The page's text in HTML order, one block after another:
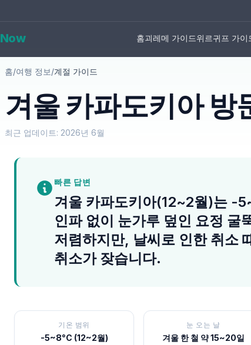
Now 홈괴레메 가이드위르귀프 가이
홈/여행 정보/계절 가이드
겨울 카파도키아
최근 업데이트: 2026년 6월
빠른 답변
겨울 카파도키아(12~2월)는 -
인파 없이 눈가루 덮인 요정 굴
저렴하지만, 날씨로 인한 취소
취소가 잦습니다.
기온 범위
-5~8°C (12~2월)
눈 오는 날
겨울 한 철 약 15~20일